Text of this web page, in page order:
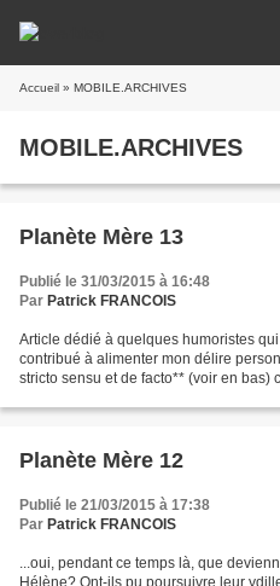
Accueil » MOBILE.ARCHIVES
MOBILE.ARCHIVES
Planète Mère 13
Publié le 31/03/2015 à 16:48
Par Patrick FRANCOIS
Article dédié à quelques humoristes
contribué à alimenter mon délire
stricto sensu et de facto** (voir en bas)
Planète Mère 12
Publié le 21/03/2015 à 17:38
Par Patrick FRANCOIS
...oui, pendant ce temps là, que
Hélène? Ont-ils pu poursuivre leur